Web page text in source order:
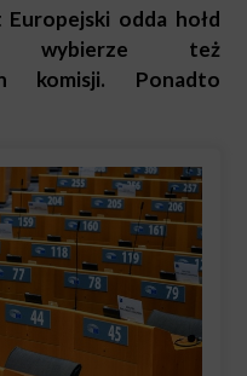
odda hołd
wybierze też
komisji. Ponadto